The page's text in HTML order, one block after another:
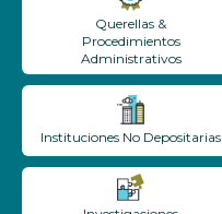
Querellas &
Procedimientos
Administrativos
Instituciones No Depositarias